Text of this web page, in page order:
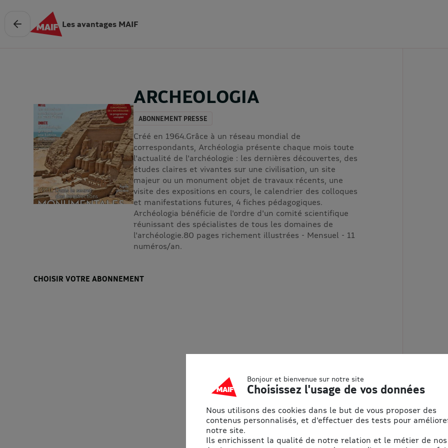
Les avantages MAIF
ARCHEOLOGIA
ABONNEMENT PRESSE
Créé en 1964.Grâce à un réseau mondial de
correspondants, Archéologia présente chaque mois toute
l'actualité de l'archéologie : les dernières découvertes, des
études claires et vivantes sur une civilisation, un site
majeur ou un monument objet de travaux récents, une
visite des expositions en cours, le calendrier des colloques
et manifestations futures, 4 fiches pédagogiques.
Archéologia bénéficie de l'ordre d'un comité scientifique
réunissant des spécialistes de tous les domaines de
l'archéologie.80 pages richement illustrées - Mensuel - 11
numéros/an.
CHOISIR VOTRE ABONNEMENT
Bonjour et bienvenue sur notre site
Choisissez l'usage de vos données
Nous utilisons des cookies dans le but de vous proposer des
contenus personnalisés, et d'effectuer des tests pour
notre site.
Ils enrichissent la qualité de notre relation et le métier de nos